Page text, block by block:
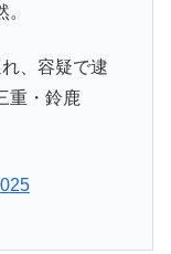
、容疑で逮
重・鈴鹿